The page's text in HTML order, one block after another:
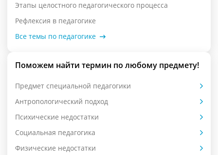
Этапы целостного педагогического процесса
Рефлексия в педагогике
Все темы по педагогике
Поможем найти термин по любому предмету!
Предмет специальной педагогики
Антропологический подход
Психические недостатки
Социальная педагогика
Физические недостатки